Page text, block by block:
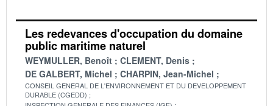
Les redevances d'occupation du domaine
public maritime naturel
WEYMULLER, Benoît
CLEMENT, Denis
DE GALBERT, Michel
CHARPIN, Jean-Michel
CONSEIL GENERAL DE L'ENVIRONNEMENT ET DU DEVELOPPEMENT
DURABLE (CGEDD)